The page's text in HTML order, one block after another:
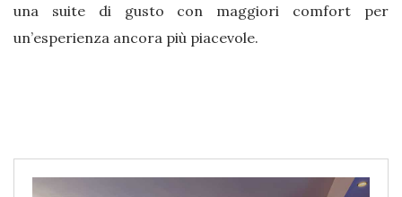
una suite di gusto con maggiori comfort per
un’esperienza ancora più piacevole.